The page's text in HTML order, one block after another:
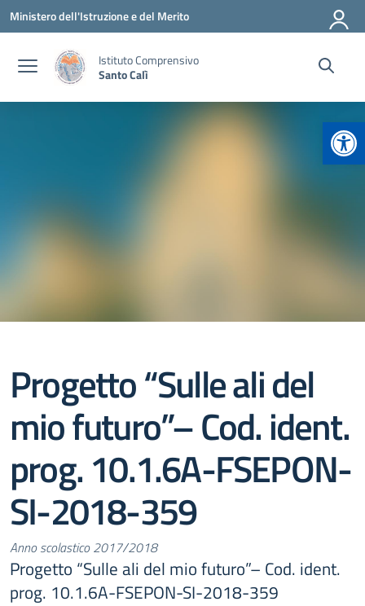
Vai ai contenuti
Vai al menu di navigazione
Vai al footer
Ministero dell'Istruzione e del Merito
Istituto Comprensivo
Santo Calì
Progetto “Sulle ali del
mio futuro”– Cod. ident.
prog. 10.1.6A-FSEPON-
SI-2018-359
Anno scolastico 2017/2018
Progetto “Sulle ali del mio futuro”– Cod. ident.
prog. 10.1.6A-FSEPON-SI-2018-359